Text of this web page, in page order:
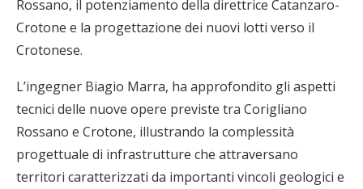
Rossano, il potenziamento della direttrice Catanzaro-
Crotone e la progettazione dei nuovi lotti verso il
Crotonese.
L’ingegner Biagio Marra, ha approfondito gli aspetti
tecnici delle nuove opere previste tra Corigliano
Rossano e Crotone, illustrando la complessità
progettuale di infrastrutture che attraversano
territori caratterizzati da importanti vincoli geologici e